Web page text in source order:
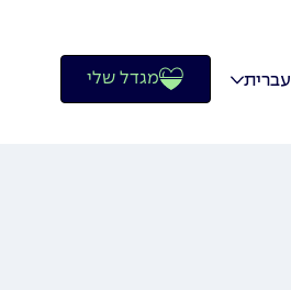
עברית מגדל שלי